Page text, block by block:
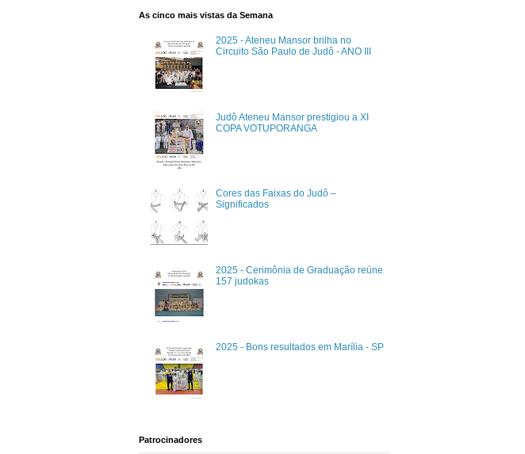
As cinco mais vistas da Semana
2025 - Ateneu Mansor brilha no
Circuito São Paulo de Judô - ANO III
Judô Ateneu Mansor prestigiou a XI
COPA VOTUPORANGA
Cores das Faixas do Judô –
Significados
2025 - Cerimônia de Graduação reúne
157 judokas
2025 - Bons resultados em Marília - SP
Patrocinadores